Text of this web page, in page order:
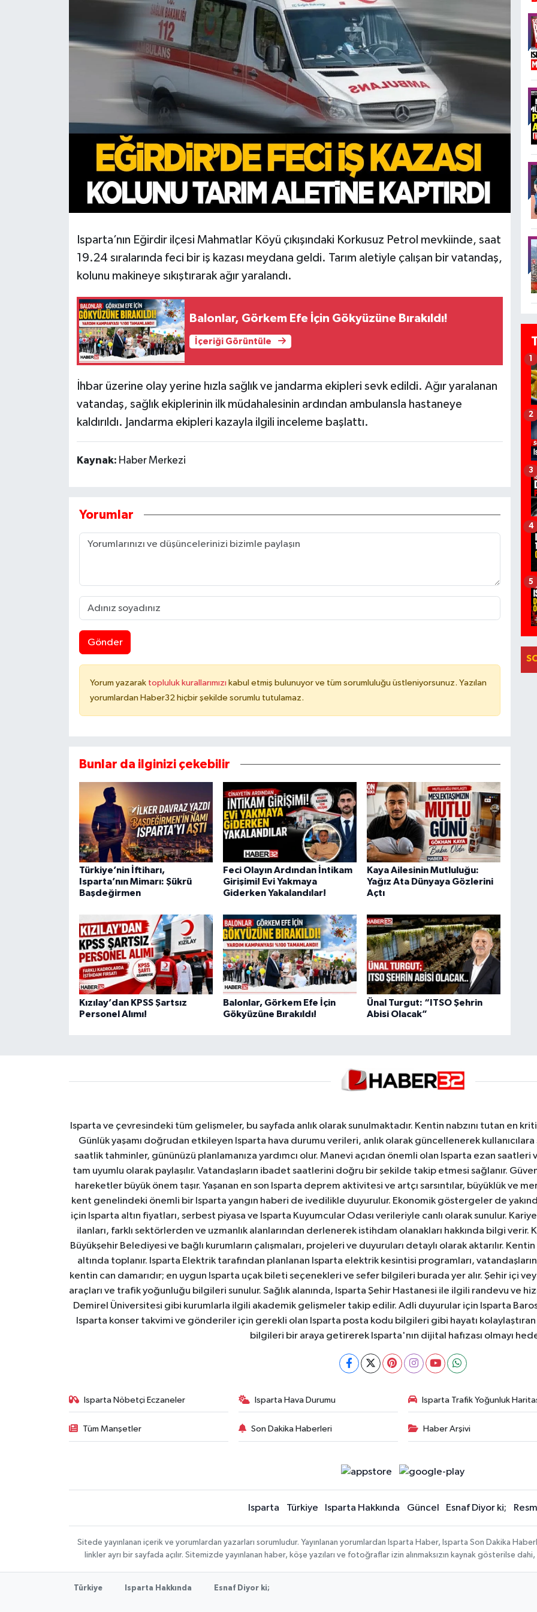
Isparta’nın Eğirdir ilçesi Mahmatlar Köyü çıkışındaki Korkusuz Petrol mevkiinde, saat
19.24 sıralarında feci bir iş kazası meydana geldi. Tarım aletiyle çalışan bir vatandaş,
kolunu makineye sıkıştırarak ağır yaralandı.
Balonlar, Görkem Efe İçin Gökyüzüne Bırakıldı!
İçeriği Görüntüle
İhbar üzerine olay yerine hızla sağlık ve jandarma ekipleri sevk edildi. Ağır yaralanan
vatandaş, sağlık ekiplerinin ilk müdahalesinin ardından ambulansla hastaneye
kaldırıldı. Jandarma ekipleri kazayla ilgili inceleme başlattı.
Kaynak: Haber Merkezi
Yorumlar
Gönder
Yorum yazarak topluluk kurallarımızı kabul etmiş bulunuyor ve tüm sorumluluğu üstleniyorsunuz. Yazılan
yorumlardan Haber32 hiçbir şekilde sorumlu tutulamaz.
Bunlar da ilginizi çekebilir
Türkiye’nin İftiharı,
Isparta’nın Mimarı: Şükrü
Başdeğirmen
Feci Olayın Ardından İntikam
Girişimi! Evi Yakmaya
Giderken Yakalandılar!
Kaya Ailesinin Mutluluğu:
Yağız Ata Dünyaya Gözlerini
Açtı
Kızılay’dan KPSS Şartsız
Personel Alımı!
Balonlar, Görkem Efe İçin
Gökyüzüne Bırakıldı!
Ünal Turgut: “ITSO Şehrin
Abisi Olacak”
1
2
3
4
5
Isparta ve çevresindeki tüm gelişmeler, bu sayfada anlık olarak sunulmaktadır. Kentin nabzını tutan en
Günlük yaşamı doğrudan etkileyen Isparta hava durumu verileri, anlık olarak güncellenerek
saatlik tahminler, gününüzü planlamanıza yardımcı olur. Manevi açıdan önemli olan Isparta ezan
tam uyumlu olarak paylaşılır. Vatandaşların ibadet saatlerini doğru bir şekilde takip etmesi sağlanır.
hareketler büyük önem taşır. Yaşanan en son Isparta deprem aktivitesi ve artçı sarsıntılar, büyüklük ve
kent genelindeki önemli bir Isparta yangın haberi de ivedilikle duyurulur. Ekonomik göstergeler de
için Isparta altın fiyatları, serbest piyasa ve Isparta Kuyumcular Odası verileriyle canlı olarak sunulur.
ilanları, farklı sektörlerden ve uzmanlık alanlarından derlenerek istihdam olanakları hakkında bilgi verir.
Büyükşehir Belediyesi ve bağlı kurumların çalışmaları, projeleri ve duyuruları detaylı olarak aktarılır.
altında toplanır. Isparta Elektrik tarafından planlanan Isparta elektrik kesintisi programları,
kentin can damarıdır; en uygun Isparta uçak bileti seçenekleri ve sefer bilgileri burada yer alır. Şehir içi
araçları ve trafik yoğunluğu bilgileri sunulur. Sağlık alanında, Isparta Şehir Hastanesi ile ilgili randevu ve
Demirel Üniversitesi gibi kurumlarla ilgili akademik gelişmeler takip edilir. Adli duyurular için Isparta
Isparta konser takvimi ve gönderiler için gerekli olan Isparta posta kodu bilgileri gibi hayatı
bilgileri bir araya getirerek Isparta'nın dijital hafızası olmayı
Isparta Nöbetçi Eczaneler Isparta Hava Durumu Isparta Trafik Yoğunluk
Tüm Manşetler Son Dakika Haberleri Haber Arşivi
Isparta Türkiye Isparta Hakkında Güncel Esnaf Diyor ki;
Sitede yayınlanan içerik ve yorumlardan yazarları sorumludur. Yayınlanan yorumlardan Isparta Haber, Isparta Son Dakika
linkler ayrı bir sayfada açılır. Sitemizde yayınlanan haber, köşe yazıları ve fotoğraflar izin alınmaksızın kaynak gösterilse
Türkiye Isparta Hakkında Esnaf Diyor ki;
RESMİ İLANLAR
Tarihi Yapılarımız